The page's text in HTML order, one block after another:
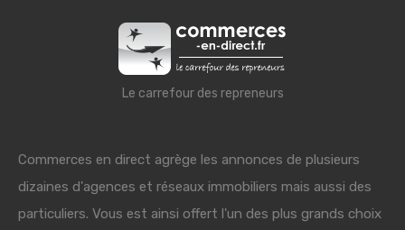
Le carrefour des repreneurs
Commerces en direct agrège les annonces de plusieurs
dizaines d'agences et réseaux immobiliers mais aussi des
particuliers. Vous est ainsi offert l'un des plus grands choix